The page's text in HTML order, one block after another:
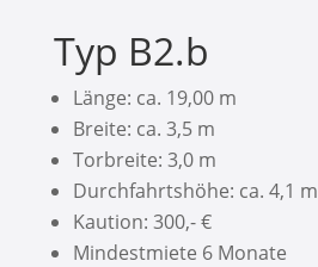
Typ B2.b
Länge: ca. 19,00 m
Breite: ca. 3,5 m
Torbreite: 3,0 m
Durchfahrtshöhe: ca. 4,1 m
Kaution: 300,- €
Mindestmiete 6 Monate